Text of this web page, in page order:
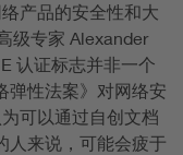
产品的安全性和大
级专家 Alexander
认证标志并非一个
弹性法案》对网络安
可以通过自创文档
人来说，可能会疲于